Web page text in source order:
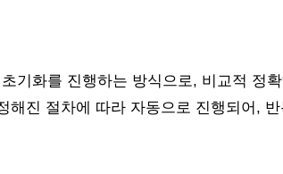
기화를 진행하는 방식으로, 비교적 정
해진 절차에 따라 자동으로 진행되어,